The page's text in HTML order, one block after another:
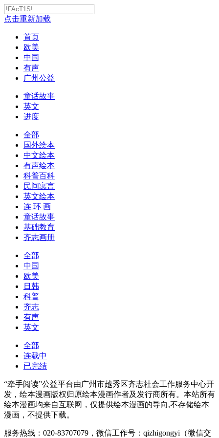
点击重新加载
首页
欧美
中国
有声
广州公益
童话故事
英文
进度
全部
国外绘本
中文绘本
有声绘本
科普百科
民间寓言
英文绘本
连 环 画
童话故事
基础教育
齐志画册
全部
中国
欧美
日韩
科普
齐志
有声
英文
全部
连载中
已完结
“牵手阅读”公益平台由广州市越秀区齐志社会工作服务中心开
发，绘本漫画版权归原绘本漫画作者及发行商所有。本站所有
绘本漫画均来自互联网，仅提供绘本漫画的导向,不存储绘本
漫画，不提供下载。
服务热线：020-83707079，微信工作号：qizhigongyi（微信交